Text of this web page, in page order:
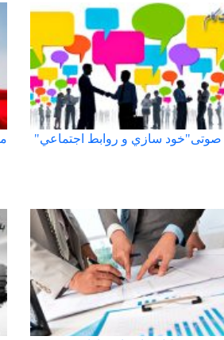
صوتی"خود سازي و روابط اجتماعي"